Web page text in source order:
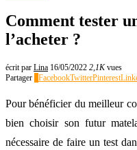
Comment tester
l’acheter ?
écrit par Lina 16/05/2022 2,1Kvues
Partager
FacebookTwitterPinterest
Pour bénéficier du meilleur
bien choisir son futur
nécessaire de faire un test